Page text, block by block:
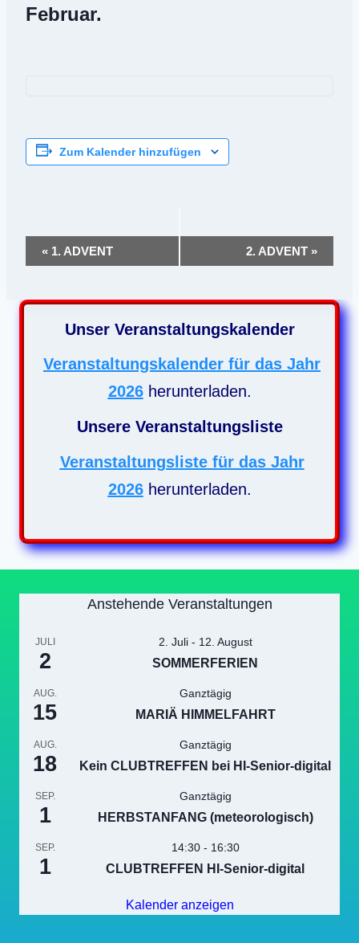
Februar.
Zum Kalender hinzufügen
Veranstaltung-
« 1. ADVENT 2. ADVENT »
Unser Veranstaltungskalender
Veranstaltungskalender für das Jahr
2026herunterladen.
Unsere Veranstaltungsliste
Veranstaltungsliste für das Jahr
2026herunterladen.
Anstehende Veranstaltungen
JULI
2
2. Juli- 12. August
SOMMERFERIEN
AUG.
15
Ganztägig
MARIÄ HIMMELFAHRT
AUG.
18
Ganztägig
Kein CLUBTREFFEN bei HI-Senior-digital
SEP.
1
Ganztägig
HERBSTANFANG (meteorologisch)
SEP.
1
14:30- 16:30
CLUBTREFFEN HI-Senior-digital
Kalender anzeigen